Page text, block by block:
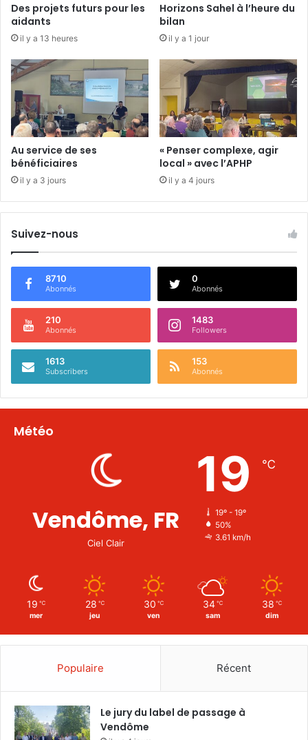
é
s
e
n
t
a
i
o
n
e
s
a
n
n
»
Des projets futurs pour les
aidants
il y a 13 heures
Horizons Sahel à l’heure du
bilan
il y a 1 jour
Au service de ses
bénéficiaires
il y a 3 jours
« Penser complexe, agir
local » avec l’APHP
il y a 4 jours
Suivez-nous
8710
Abonnés
0
Abonnés
210
Abonnés
1483
Followers
1613
Subscribers
153
Abonnés
Météo
Vendôme, FR
Ciel Clair
19 ℃
19º - 19º
50%
3.61 km/h
19 ℃
mer
28 ℃
jeu
30 ℃
ven
34 ℃
sam
38 ℃
dim
Populaire Récent
Le jury du label de passage à
Vendôme